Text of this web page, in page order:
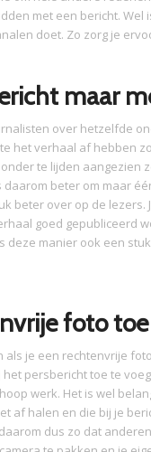
met een bericht.
doet. Zo zorg je
maar
over hetzelfde
het verhaal af hebben
te lijden aangezien
daarom beter om maar
beter over op de
goed gepubliceerd
deze manier ook een
foto toe
als je een rechtenvrije
persbericht toe te
werk. Het is wel
af halen en die bij je
dus zo dat